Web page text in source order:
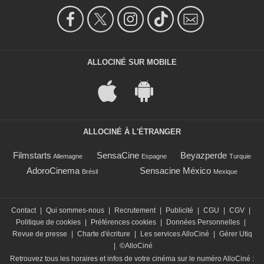
ALLOCINÉ SUR MOBILE
ALLOCINÉ À L'ÉTRANGER
Filmstarts Allemagne SensaCine Espagne Beyazperde Turquie
AdoroCinema Brésil Sensacine México Mexique
Contact Qui sommes-nous Recrutement Publicité CGU CGV
Politique de cookies
Préférences cookies Données Personnelles
Revue de presse
Charte d'écriture Les services AlloCiné
Gérer Utiq
©AlloCiné
Retrouvez tous les horaires et infos de votre cinéma sur le numéro AlloCiné :